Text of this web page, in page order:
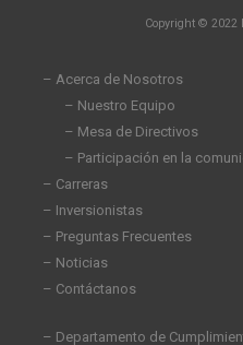
k
-
i
e
f
Copyright © 2022
– Acerca de Nosotros
– Nuestro Equipo
– Mesa de Directivos
– Participación en la
– Carreras
– Inversionistas
– Preguntas Frecuentes
– Noticias
– Contáctanos
– Departamento de